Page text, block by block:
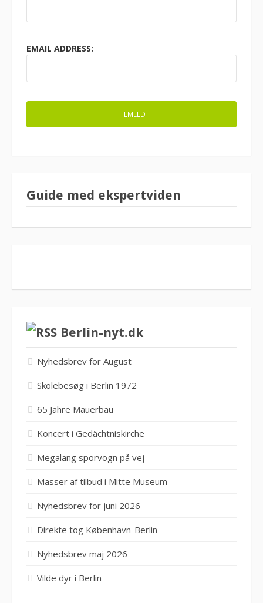
EMAIL ADDRESS:
Guide med ekspertviden
Berlin-nyt.dk
Nyhedsbrev for August
Skolebesøg i Berlin 1972
65 Jahre Mauerbau
Koncert i Gedächtniskirche
Megalang sporvogn på vej
Masser af tilbud i Mitte Museum
Nyhedsbrev for juni 2026
Direkte tog København-Berlin
Nyhedsbrev maj 2026
Vilde dyr i Berlin